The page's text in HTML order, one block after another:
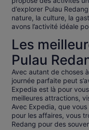
d’explorer Pulau
nature, la culture, la
avons l’activité idéale
Les
Pulau
Avec autant de choses
journée parfaite peut
Expedia est là pour
meilleures attractions,
Avec Expedia, que
pour les affaires, vous
Redang pour des